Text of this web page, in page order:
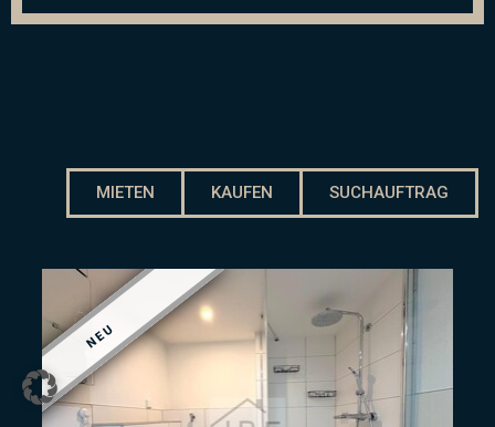
MIETEN KAUFEN SUCHAUFTRAG
NEU